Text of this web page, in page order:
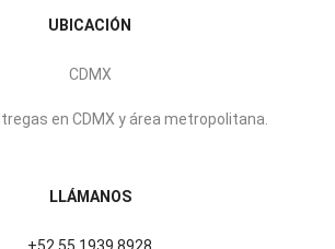
UBICACIÓN
CDMX
en CDMX y área metropolitana.
LLÁMANOS